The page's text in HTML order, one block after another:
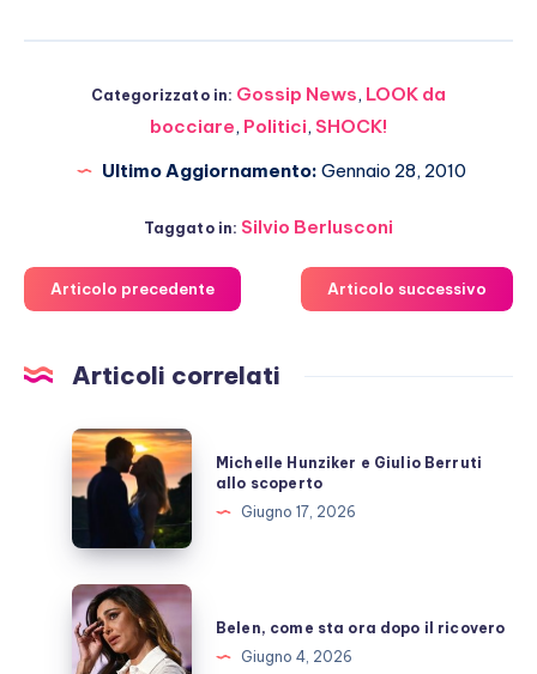
Categorizzato in: Gossip News, LOOK da
bocciare, Politici, SHOCK!
Ultimo Aggiornamento: Gennaio 28, 2010
Taggato in: Silvio Berlusconi
Articolo precedente Articolo successivo
Articoli correlati
Michelle
Hunziker
e
Berruti
allo
scoperto
Michelle Hunziker e Giulio Berruti
allo scoperto
Giugno 17, 2026
Belen,
come
sta
Belen, come sta ora dopo il ricovero
Giugno 4, 2026